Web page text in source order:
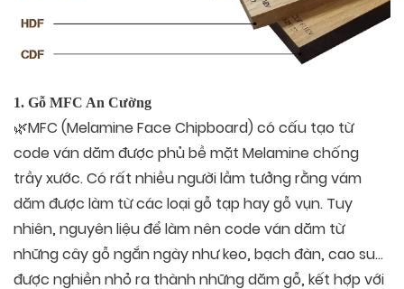
1. Gỗ MFC An Cường
🌿MFC (Melamine Face Chipboard) có cấu tạo từ
code ván dăm được phủ bề mặt Melamine chống
trầy xước. Có rất nhiều người lầm tưởng rằng vám
dăm được làm từ các loại gỗ tạp hay gỗ vụn. Tuy
nhiên, nguyên liệu để làm nên code ván dăm từ
những cây gỗ ngắn ngày như keo, bạch đàn, cao su…
được nghiền nhỏ ra thành những dăm gỗ, kết hợp với